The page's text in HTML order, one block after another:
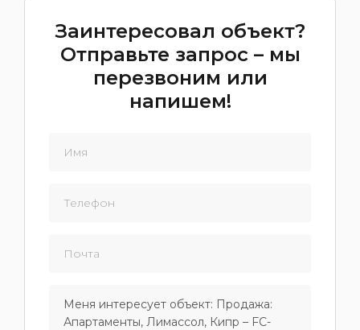
Заинтересовал объект?
Отправьте запрос – мы
перезвоним или
напишем!